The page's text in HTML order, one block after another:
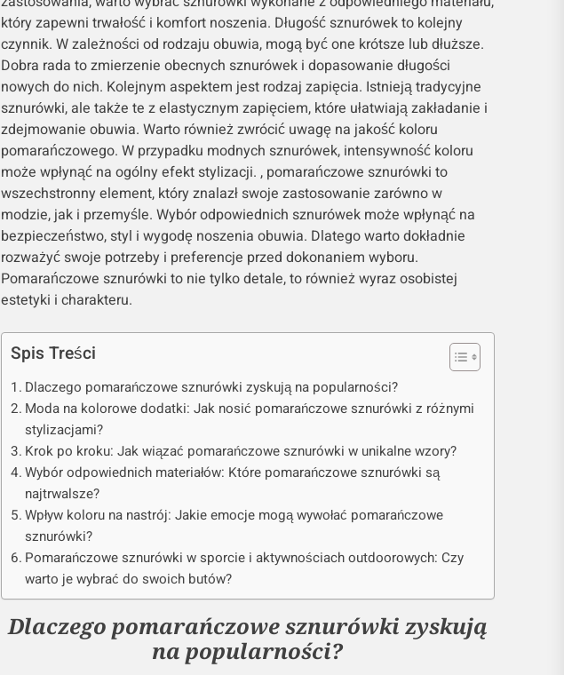
który zapewni trwałość i komfort noszenia. Długość sznurówek to kolejny
czynnik. W zależności od rodzaju obuwia, mogą być one krótsze lub dłuższe.
Dobra rada to zmierzenie obecnych sznurówek i dopasowanie długości
nowych do nich. Kolejnym aspektem jest rodzaj zapięcia. Istnieją tradycyjne
sznurówki, ale także te z elastycznym zapięciem, które ułatwiają zakładanie i
zdejmowanie obuwia. Warto również zwrócić uwagę na jakość koloru
pomarańczowego. W przypadku modnych sznurówek, intensywność koloru
może wpłynąć na ogólny efekt stylizacji. , pomarańczowe sznurówki to
wszechstronny element, który znalazł swoje zastosowanie zarówno w
modzie, jak i przemyśle. Wybór odpowiednich sznurówek może wpłynąć na
bezpieczeństwo, styl i wygodę noszenia obuwia. Dlatego warto dokładnie
rozważyć swoje potrzeby i preferencje przed dokonaniem wyboru.
Pomarańczowe sznurówki to nie tylko detale, to również wyraz osobistej
estetyki i charakteru.
Spis Treści
Dlaczego pomarańczowe sznurówki zyskują na popularności?
Moda na kolorowe dodatki: Jak nosić pomarańczowe sznurówki z różnymi
stylizacjami?
Krok po kroku: Jak wiązać pomarańczowe sznurówki w unikalne wzory?
Wybór odpowiednich materiałów: Które pomarańczowe sznurówki są
najtrwalsze?
Wpływ koloru na nastrój: Jakie emocje mogą wywołać pomarańczowe
sznurówki?
Pomarańczowe sznurówki w sporcie i aktywnościach outdoorowych: Czy
warto je wybrać do swoich butów?
Dlaczego pomarańczowe sznurówki zyskują
na popularności?